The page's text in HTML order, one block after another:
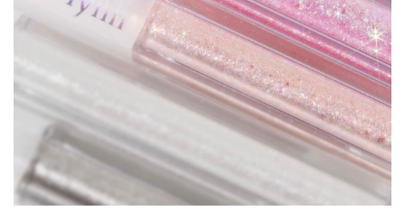
お問い合わせ